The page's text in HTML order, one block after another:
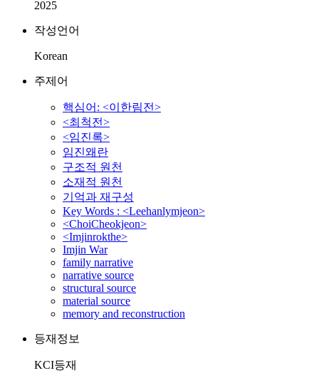
2025
작성언어
Korean
주제어
핵심어: <이한림전>
<최척전>
<임진록>
임진왜란
구조적 원천
소재적 원천
기억과 재구성
Key Words : <Leehanlymjeon>
<ChoiCheokjeon>
<Imjinrokthe>
Imjin War
family narrative
narrative source
structural source
material source
memory and reconstruction
등재정보
KCI등재